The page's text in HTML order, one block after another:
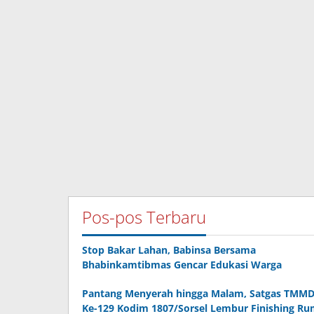
Pos-pos Terbaru
Stop Bakar Lahan, Babinsa Bersama
Bhabinkamtibmas Gencar Edukasi Warga
Pantang Menyerah hingga Malam, Satgas TMMD
Ke-129 Kodim 1807/Sorsel Lembur Finishing